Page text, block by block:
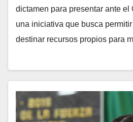
dictamen para presentar ante
una iniciativa que busca
destinar recursos propios para